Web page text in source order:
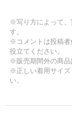
※写り方によって、
す。
※コメントは投稿者
役立てください。
※販売期間外の商品
※正しい着用サイズ
い。